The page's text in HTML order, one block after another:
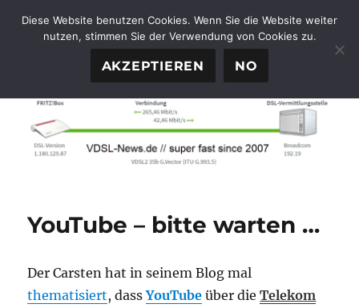
FTTH-News.de
YouTube – bitte warten …
Der Carsten hat in seinem Blog mal
thematisiert, dassYouTube über dieTelekom
Diese Website benutzen Cookies. Wenn Sie die Website weiter
nutzen, stimmen Sie der Verwendung von Cookies zu.
AKZEPTIEREN NO